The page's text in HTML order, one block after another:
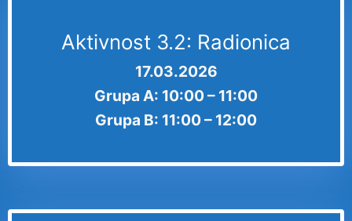
Aktivnost 3.2: Radionica
17.03.2026
Grupa A: 10:00 – 11:00
Grupa B: 11:00 – 12:00